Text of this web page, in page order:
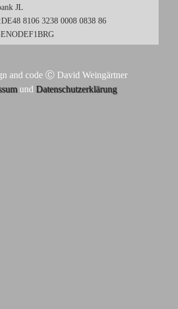
JL
8106 3238 0008 0838 86
and code Ⓒ David Weingärtner
und Datenschutzerklärung